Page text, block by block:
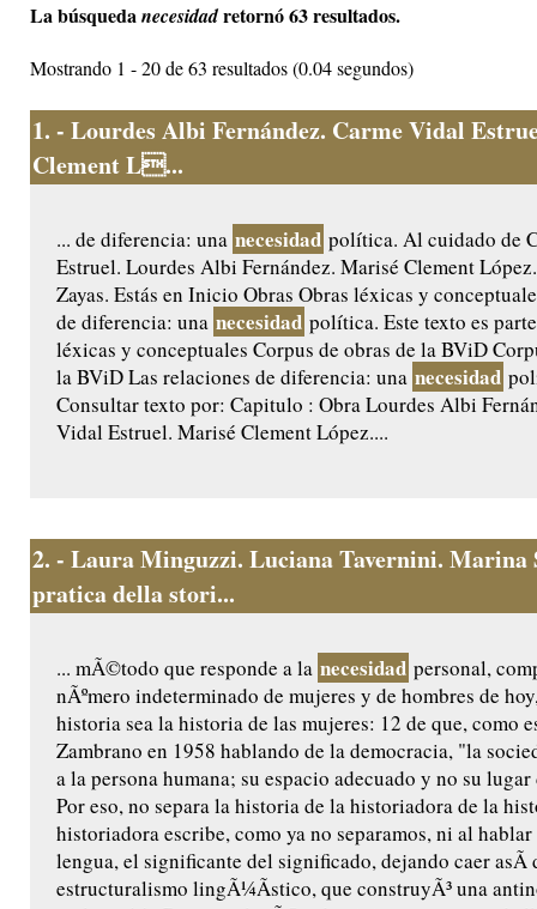
La búsquedanecesidadretornó 63 resultados.
Mostrando 1 - 20 de 63 resultados (0.04 segundos)
1. - Lourdes Albi Fernández. Carme Vidal
Clement L...
... de diferencia: una necesidad política. Al cuidado de
Estruel. Lourdes Albi Fernández. Marisé Clement
Zayas. Estás en Inicio Obras Obras léxicas y
de diferencia: una necesidad política. Este texto es
léxicas y conceptuales Corpus de obras de la BViD
la BViD Las relaciones de diferencia: una necesidad
Consultar texto por: Capitulo : Obra Lourdes Albi
Vidal Estruel. Marisé Clement López....
2. - Laura Minguzzi. Luciana Tavernini. Marina
pratica della stori...
... mÃ©todo que responde a la necesidad personal,
nÃºmero indeterminado de mujeres y de hombres de
historia sea la historia de las mujeres: 12 de que, como
Zambrano en 1958 hablando de la democracia, "la
a la persona humana; su espacio adecuado y no su
Por eso, no separa la historia de la historiadora de la
historiadora escribe, como ya no separamos, ni al
lengua, el significante del significado, dejando caer asÃ­
estructuralismo lingÃ¼Ã­stico, que construyÃ³ una